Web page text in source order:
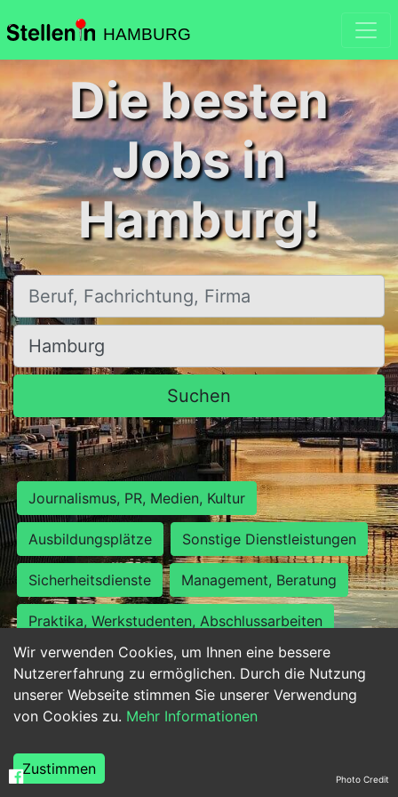
HAMBURG
Wir verwenden Cookies, um Ihnen eine bessere
Nutzererfahrung zu ermöglichen. Durch die Nutzung
unserer Webseite stimmen Sie unserer Verwendung
von Cookies zu. Mehr Informationen
Zustimmen
Die besten
Jobs in
Hamburg!
Beruf, Fachrichtung, Firma
Ort, Stadt
Suchen
Journalismus, PR, Medien, Kultur
Ausbildungsplätze Sonstige Dienstleistungen
Sicherheitsdienste Management, Beratung
Praktika, Werkstudenten, Abschlussarbeiten
Personalwesen Assistenz, Sekretariat
Hilfskräfte, Aushilfs- und Nebenjobs
Weiterbildung, Studium, duale Ausbildung Photo Credit